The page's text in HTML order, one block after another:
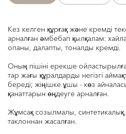
Кез келген құрғақ және кремді
арналған әмбебап қылқалам:
опаны, далапты, тоналды кремді.
Оның пішіні ерекше
тар жағы құралдарды негізгі
береді; жіңішке ұшы - көз
қанаттарын өңдеуге арналған.
Жұмсақ созылмалы,
таклоннан жасалған.